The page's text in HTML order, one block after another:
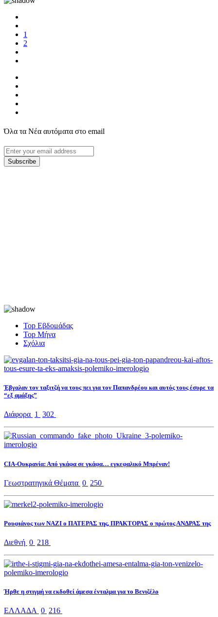
1
2
Όλα τα Νέα αυτόματα στο email
Top Εβδομάδας
Top Μήνα
Σχόλια
Έβγαλαν τον ταξιτζή να τους πει για τον Παπανδρέου και αυτός τους έσυρε τα
“εξ αμάξης”
Διάφορα 1 302
CIA-Ουκρανία: Από γκάφα σε γκάφα… εγκεφαλικό Μπρέναν!
Γεωστρατηγικά Θέματα 0 250
Ρουφιάνος των ΝΑΖΙ ο ΠΑΤΕΡΑΣ της, ΠΡΑΚΤΟΡΑΣ ο πρώτος ΑΝΔΡΑΣ της
Διεθνή 0 218
Ήρθε η στιγμή να εκδοθεί άμεσα ένταλμα για το Βενιζέλο
ΕΛΛΑΔΑ 0 216